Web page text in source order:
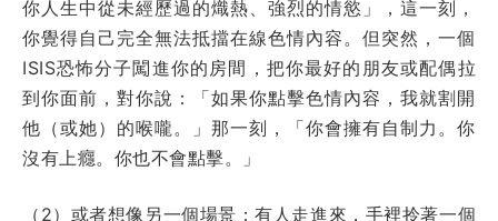
你人生中從未經歷過的熾熱、強烈的情慾」，這一刻，
你覺得自己完全無法抵擋在線色情內容。但突然，一個
ISIS恐怖分子闖進你的房間，把你最好的朋友或配偶拉
到你面前，對你說：「如果你點擊色情內容，我就割開
他（或她）的喉嚨。」那一刻，「你會擁有自制力。你
沒有上癮。你也不會點擊。」
（2）或者想像另一個場景：有人走進來，手裡拎著一個